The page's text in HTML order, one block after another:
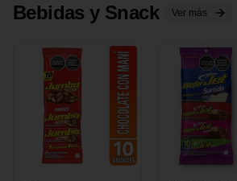
Bebidas y Snack Ver más